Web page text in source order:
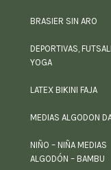
BRASIER SIN ARO
DEPORTIVAS,
YOGA
LATEX BIKINI FAJA
MEDIAS ALGODON
NIÑO – NIÑA MEDIAS
ALGODÓN – BAMBU